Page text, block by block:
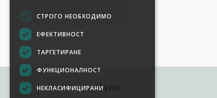
Аула
СТРОГО НЕОБХОДИМО
ЕФЕКТИВНОСТ
ТАРГЕТИРАНЕ
ФУНКЦИОНАЛНОСТ
НЕКЛАСИФИЦИРАНИ